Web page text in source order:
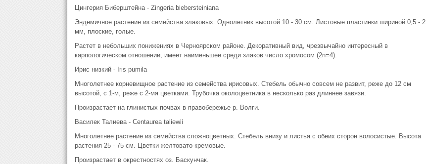
Цингерия Биберштейна - Zingeria biebersteiniana
Эндемичное растение из семейства злаковых. Однолетник высотой 10 - 30 см. Листовые пластинки шириной 0,5 - 2
мм, плоские, голые.
Растет в небольших понижениях в Черноярском районе. Декоративный вид, чрезвычайно интересный в
карпологическом отношении, имеет наименьшее среди злаков число хромосом (2n=4).
Ирис низкий - Iris pumila
Многолетнее корневищное растение из семейства ирисовых. Стебель обычно совсем не развит, реже до 12 см
высотой, с 1-м, реже с 2-мя цветками. Трубочка околоцветника в несколько раз длиннее завязи.
Произрастает на глинистых почвах в правобережье р. Волги.
Василек Талиева - Centaurea taliewii
Многолетнее растение из семейства сложноцветных. Стебель внизу и листья с обеих сторон волосистые. Высота
растения 25 - 75 см. Цветки желтовато-кремовые.
Произрастает в окрестностях оз. Баскунчак.